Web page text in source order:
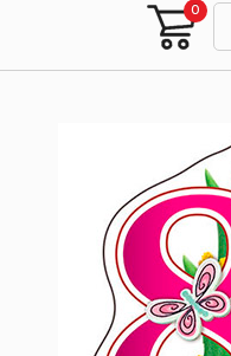
0